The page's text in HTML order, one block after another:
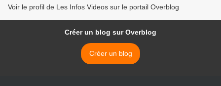
Voir le profil de Les Infos Videos sur le portail Overblog
Créer un blog sur Overblog
Créer un blog